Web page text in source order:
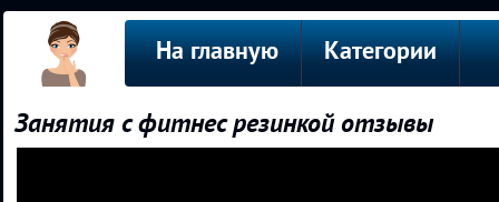
На главную Категории
Занятия с фитнес резинкой отзывы